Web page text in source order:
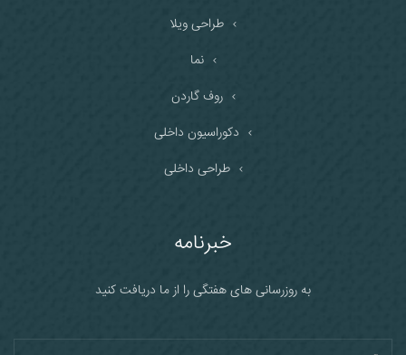
طراحی ویلا
نما
روف گاردن
دکوراسیون داخلی
طراحی داخلی
خبرنامه
به روزرسانی های هفتگی را از ما دریافت کنید